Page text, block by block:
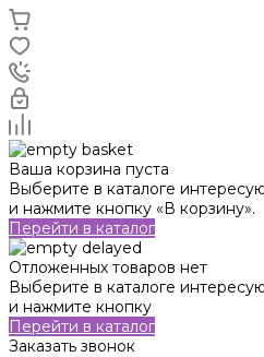
Ваша корзина пуста
Выберите в каталоге
и нажмите кнопку «В корзину».
Перейти в каталог
Отложенных товаров нет
Выберите в каталоге
и нажмите кнопку
Перейти в каталог
Заказать звонок